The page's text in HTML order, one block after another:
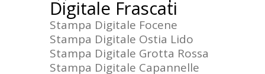
Digitale Frascati
Stampa Digitale Focene
Stampa Digitale Ostia Lido
Stampa Digitale Grotta Rossa
Stampa Digitale Capannelle